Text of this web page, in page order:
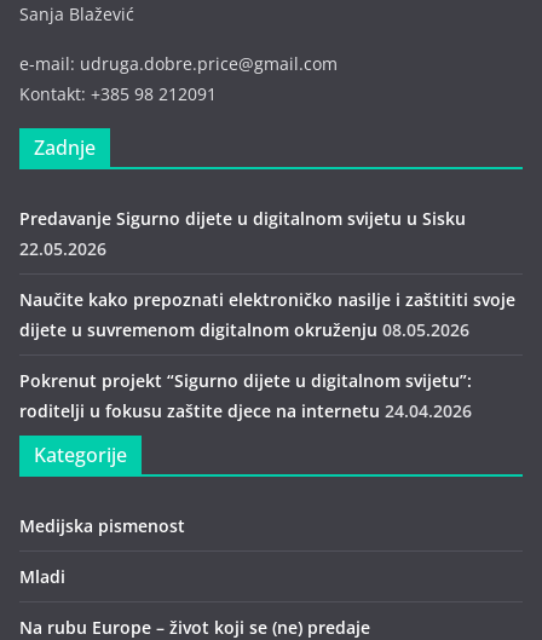
Sanja Blažević
e-mail: udruga.dobre.price@gmail.com
Kontakt: +385 98 212091
Zadnje
Predavanje Sigurno dijete u digitalnom svijetu u Sisku
22.05.2026
Naučite kako prepoznati elektroničko nasilje i zaštititi svoje
dijete u suvremenom digitalnom okruženju 08.05.2026
Pokrenut projekt “Sigurno dijete u digitalnom svijetu”:
roditelji u fokusu zaštite djece na internetu 24.04.2026
Kategorije
Medijska pismenost
Mladi
Na rubu Europe – život koji se (ne) predaje